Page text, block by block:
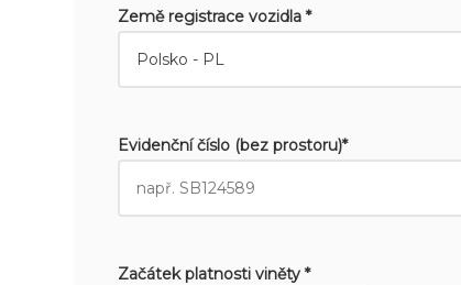
Země registrace vozidla *
Evidenční číslo (bez prostoru)*
Začátek platnosti viněty *